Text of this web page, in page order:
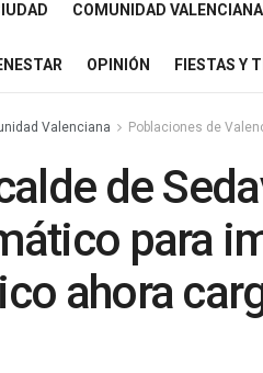
COMUNIDAD VALENCIANA
OPINIÓN FIESTAS Y
Valenciana Poblaciones de
de
para
ahora